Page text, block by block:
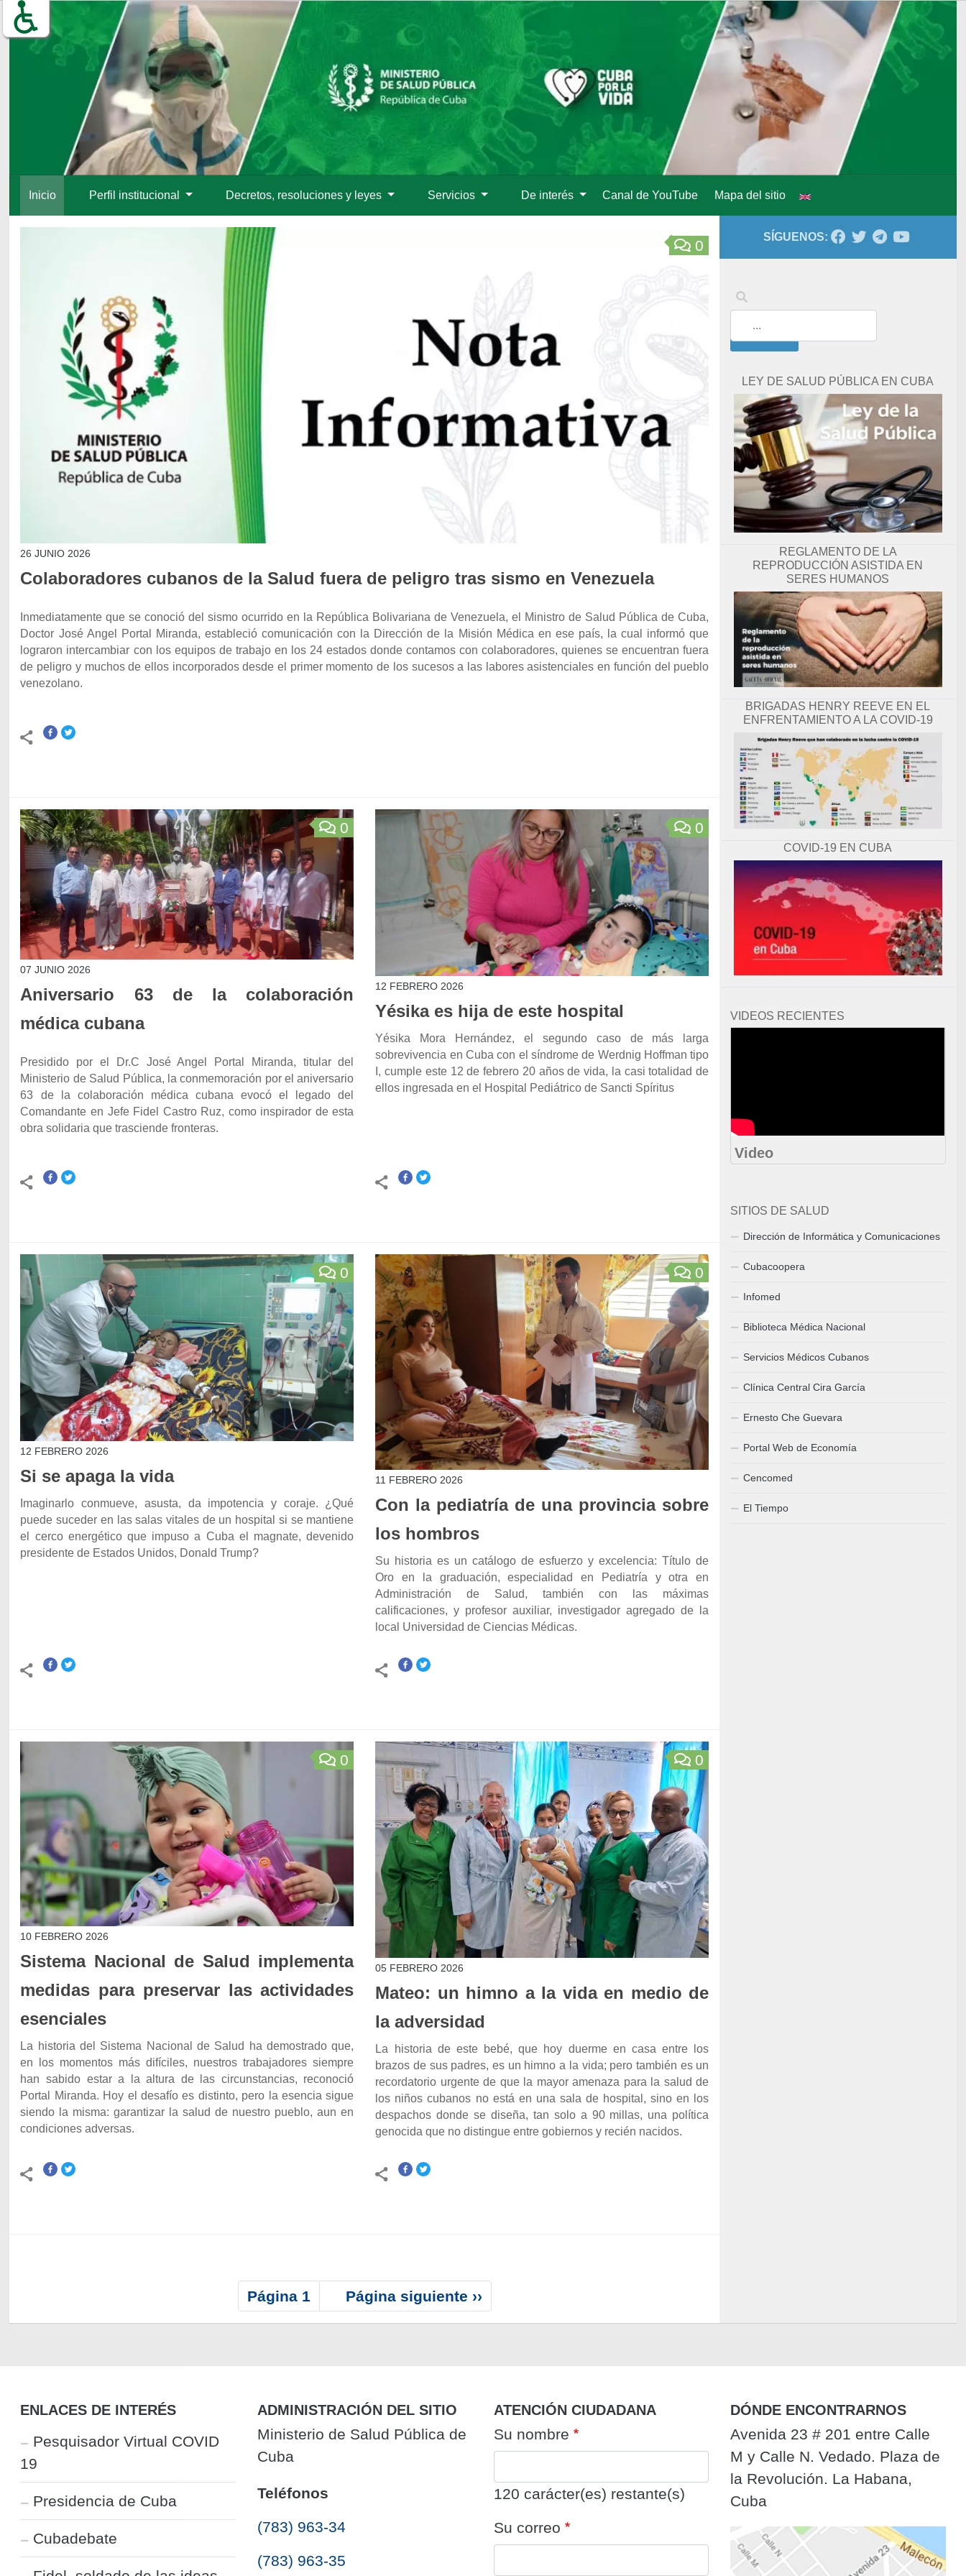
contenido
principal
Inicio Perfil institucional Decretos, resoluciones y leyes Servicios De interés Canal de YouTube Mapa del sitio
Inicio 0
26 JUNIO 2026
Colaboradores cubanos de la Salud fuera de peligro tras sismo en Venezuela
Inmediatamente que se conoció del sismo ocurrido en la República Bolivariana de Venezuela, el Ministro de Salud Pública de Cuba,
Doctor José Angel Portal Miranda, estableció comunicación con la Dirección de la Misión Médica en ese país, la cual informó que
lograron intercambiar con los equipos de trabajo en los 24 estados donde contamos con colaboradores, quienes se encuentran fuera
de peligro y muchos de ellos incorporados desde el primer momento de los sucesos a las labores asistenciales en función del pueblo
venezolano.
0
07 JUNIO 2026
Aniversario 63 de la colaboración
médica cubana
Presidido por el Dr.C José Angel Portal Miranda, titular del
Ministerio de Salud Pública, la conmemoración por el aniversario
63 de la colaboración médica cubana evocó el legado del
Comandante en Jefe Fidel Castro Ruz, como inspirador de esta
obra solidaria que trasciende fronteras.
0
12 FEBRERO 2026
Yésika es hija de este hospital
Yésika Mora Hernández, el segundo caso de más larga
sobrevivencia en Cuba con el síndrome de Werdnig Hoffman tipo
I, cumple este 12 de febrero 20 años de vida, la casi totalidad de
ellos ingresada en el Hospital Pediátrico de Sancti Spíritus
0
12 FEBRERO 2026
Si se apaga la vida
Imaginarlo conmueve, asusta, da impotencia y coraje. ¿Qué
puede suceder en las salas vitales de un hospital si se mantiene
el cerco energético que impuso a Cuba el magnate, devenido
presidente de Estados Unidos, Donald Trump?
0
11 FEBRERO 2026
Con la pediatría de una provincia sobre
los hombros
Su historia es un catálogo de esfuerzo y excelencia: Título de
Oro en la graduación, especialidad en Pediatría y otra en
Administración de Salud, también con las máximas
calificaciones, y profesor auxiliar, investigador agregado de la
local Universidad de Ciencias Médicas.
0
10 FEBRERO 2026
Sistema Nacional de Salud implementa
medidas para preservar las actividades
esenciales
La historia del Sistema Nacional de Salud ha demostrado que,
en los momentos más difíciles, nuestros trabajadores siempre
han sabido estar a la altura de las circunstancias, reconoció
Portal Miranda. Hoy el desafío es distinto, pero la esencia sigue
siendo la misma: garantizar la salud de nuestro pueblo, aun en
condiciones adversas.
0
05 FEBRERO 2026
Mateo: un himno a la vida en medio de
la adversidad
La historia de este bebé, que hoy duerme en casa entre los
brazos de sus padres, es un himno a la vida; pero también es un
recordatorio urgente de que la mayor amenaza para la salud de
los niños cubanos no está en una sala de hospital, sino en los
despachos donde se diseña, tan solo a 90 millas, una política
genocida que no distingue entre gobiernos y recién nacidos.
g
c
ó
n
Página 1
S
i
n
e
Página siguiente ››
SÍGUENOS:
Palabras clave
LEY DE SALUD PÚBLICA EN CUBA
REGLAMENTO DE LA
REPRODUCCIÓN ASISTIDA EN
SERES HUMANOS
BRIGADAS HENRY REEVE EN EL
ENFRENTAMIENTO A LA COVID-19
COVID-19 EN CUBA
VIDEOS RECIENTES
Video
SITIOS DE SALUD
Dirección de Informática y Comunicaciones
Cubacoopera
Infomed
Biblioteca Médica Nacional
Servicios Médicos Cubanos
Clínica Central Cira García
Ernesto Che Guevara
Portal Web de Economía
Cencomed
El Tiempo
ENLACES DE INTERÉS
Pesquisador Virtual COVID
19
Presidencia de Cuba
Cubadebate
ADMINISTRACIÓN DEL SITIO
Ministerio de Salud Pública de
Cuba
Teléfonos
(783) 963-34
(783) 963-35
ATENCIÓN CIUDADANA
Su nombre
120 carácter(es) restante(s)
Su correo
DÓNDE ENCONTRARNOS
Avenida 23 # 201 entre Calle
M y Calle N. Vedado. Plaza de
la Revolución. La Habana,
Cuba